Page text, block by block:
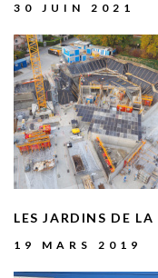
30 JUIN 2021
LES JARDINS DE LA
19 MARS 2019